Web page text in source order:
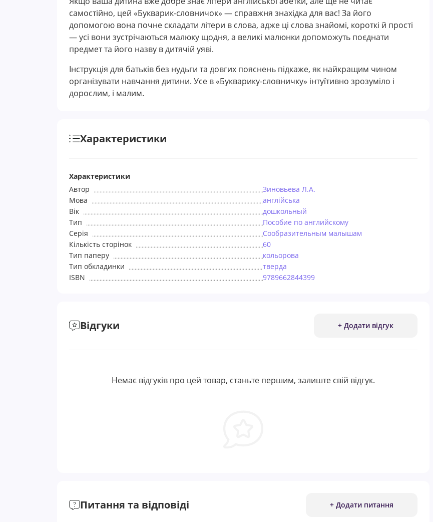
самостійно, цей «Букварик-словничок» — справжня знахідка для вас! За його
допомогою вона почне складати літери в слова, адже ці слова знайомі, короткі й прості
— усі вони зустрічаються малюку щодня, а великі малюнки допоможуть поєднати
предмет та його назву в дитячій уяві.
Інструкція для батьків без нудьги та довгих пояснень підкаже, як найкращим чином
організувати навчання дитини. Усе в «Букварику-словничку» інтуїтивно зрозуміло і
дорослим, і малим.
Характеристики
Характеристики
Автор
Зиновьева Л.А.
Мова
англійська
Вік
дошкольный
Тип
Пособие по английскому
Серія
Сообразительным малышам
Кількість сторінок
60
Тип паперу
кольорова
Тип обкладинки
тверда
ISBN
9789662844399
Відгуки + Додати відгук
Немає відгуків про цей товар, станьте першим, залиште свій відгук.
Питання та відповіді + Додати питання